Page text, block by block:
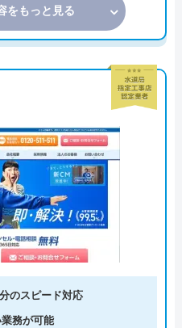
をもっと見る
のスピード対応
務が可能